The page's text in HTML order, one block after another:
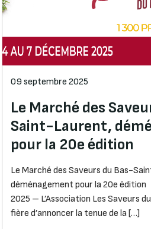
09 septembre 2025
Le Marché des
Saint-Laurent,
pour la 20e édition
Le Marché des Saveurs du Bas-
déménagement pour la 20e
2025 – L’Association Les Saveurs
fière d’annoncer la tenue de la […]